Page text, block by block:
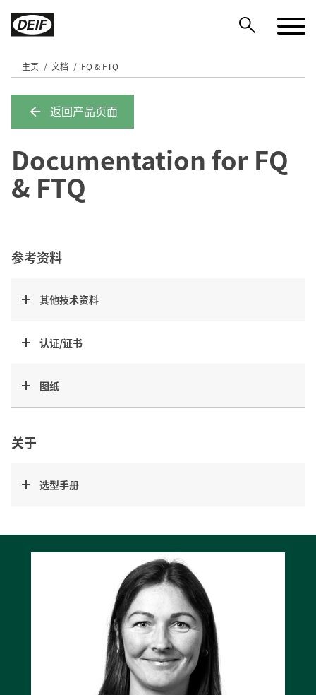
主页 文档 FQ & FTQ
返回产品页面
Documentation for FQ
& FTQ
参考资料
其他技术资料
认证/证书
图纸
关于
选型手册
DEIF PowerAI